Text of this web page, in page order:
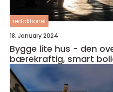
redaktionel
18. January 2024
Bygge lite hus - den
bærekraftig, smart